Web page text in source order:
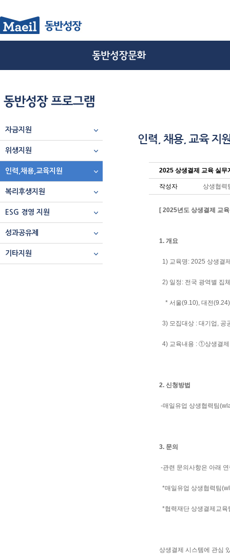
자금지원
위생지원
인력,채용,교육지원
복리후생지원
ESG 경영 지원
성과공유제
기타지원
2025 상생결제 교육 실무
작성자 상생협력
[ 2025년도 상생결제 교
1. 개요
1) 교육명: 2025 상생결
2) 일정: 전국 광역별 집
* 서울(9.10), 대전
3) 모집대상 : 대기업, 공
4) 교육내용 : ①상생결
2. 신청방법
-매일유업 상생협력팀
3. 문의
-관련 문의사항은 아래
*매일유업 상생협력팀
*협력재단 상생결제교
상생결제 시스템에 관심